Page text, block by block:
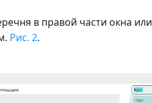
в правой части окна или
Рис. 2.